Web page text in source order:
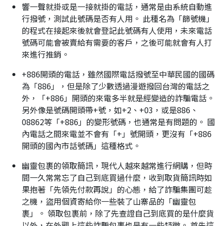
響一聲就掛或是一接就掛的電話，通常是由系統自動進
行撥號，測試此號碼是否有人用。 此種名為「篩號機」
的程式在接起來後就會登記此號碼有人使用，未來電話
號碼可能會被賣給有需要的客戶，之後可能就會有人打
來進行推銷。
+886開頭的電話，雖然國際電話撥號至中華民國的國碼
為「886」，但是除了少數透過漫遊撥回台灣的電話之
外，「+886」開頭的來電多半就是經變造的詐騙電話。
另外像是號碼開頭帶+號，如+2、+03，或是886、
08862等「+886」的變形號碼，也通常是有問題的。 國
內電話之間來電並不會有「+」號開頭，更沒有「+886
開頭的國內市話號碼」這種格式。
幽靈包裹的領取簡訊，現代人越來越常進行網購，但時
間一久常常忘了自己到底買過什麼，收到取貨簡訊時如
果抱著「先領先付款再說」的心態，給了詐騙集團可趁
之機，盜用個資寄給你一些裝了山寨品的「幽靈包
裹」。 領取包裹前，除了先查證自己到底買的是什麼貨